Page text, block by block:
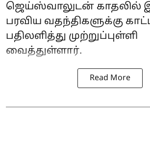
ஜெய்ஸ்வாலுடன் காதலில்
பரவிய வதந்திகளுக்கு
பதிலளித்து முற்றுப்புள்ளி
வைத்துள்ளார்.
Read More